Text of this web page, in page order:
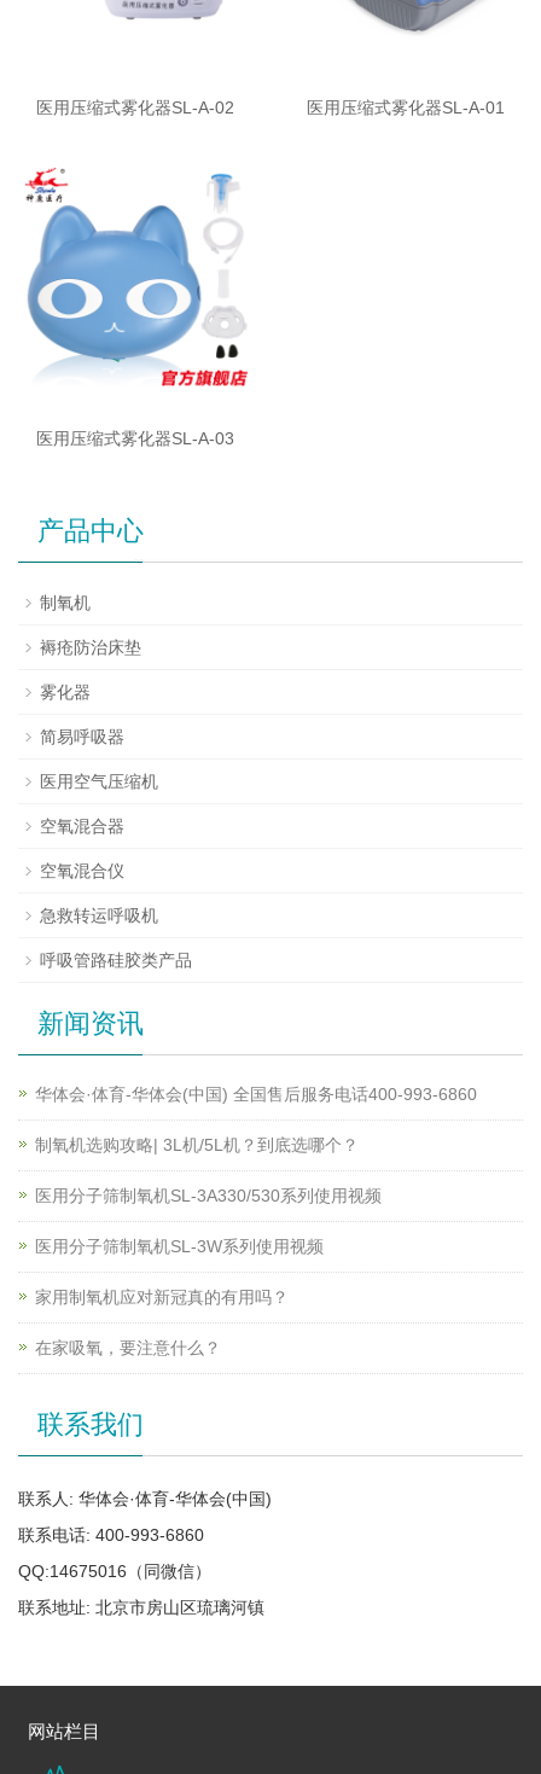
医用压缩式雾化器SL-A-02 医用压缩式雾化器SL-A-01
医用压缩式雾化器SL-A-03
产品中心
制氧机
褥疮防治床垫
雾化器
简易呼吸器
医用空气压缩机
空氧混合器
空氧混合仪
急救转运呼吸机
呼吸管路硅胶类产品
新闻资讯
华体会·体育-华体会(中国) 全国售后服务电话400-993-6860
制氧机选购攻略| 3L机/5L机？到底选哪个？
医用分子筛制氧机SL-3A330/530系列使用视频
医用分子筛制氧机SL-3W系列使用视频
家用制氧机应对新冠真的有用吗？
在家吸氧，要注意什么？
联系我们
联系人: 华体会·体育-华体会(中国)
联系电话: 400-993-6860
QQ:14675016（同微信）
联系地址: 北京市房山区琉璃河镇
网站栏目